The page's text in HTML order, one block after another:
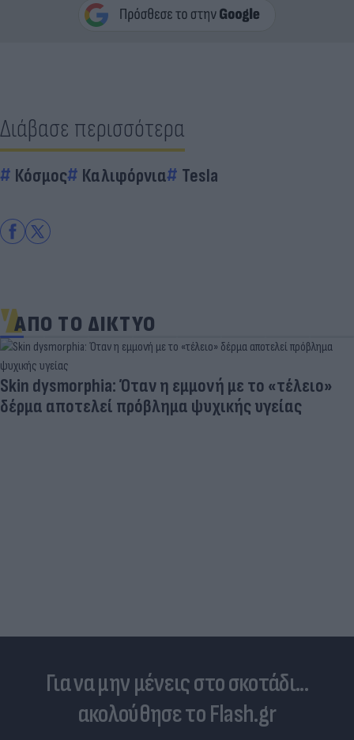
Διάβασε περισσότερα
Κόσμος Καλιφόρνια Tesla
ΑΠΟ ΤΟ ΔΙΚΤΥΟ
Για να μην μένεις στο σκοτάδι...
ακολούθησε το Flash.gr